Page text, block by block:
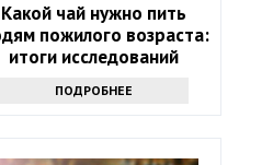
Какой чай нужно пить
пожилого возраста:
итоги исследований
ПОДРОБНЕЕ